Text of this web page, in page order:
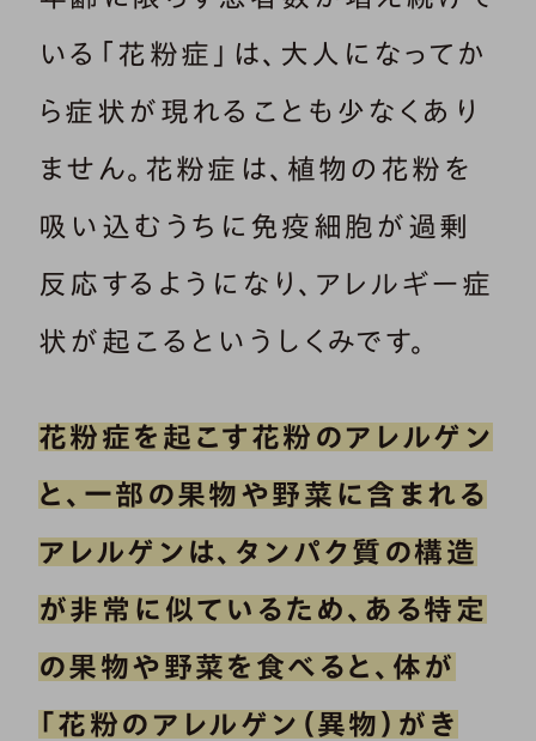
いる「花粉症」は、大人になってか
ら症状が現れることも少なくあり
ません。花粉症は、植物の花粉を
吸い込むうちに免疫細胞が過剰
反応するようになり、アレルギー症
状が起こるというしくみです。
花粉症を起こす花粉のアレルゲン
と、一部の果物や野菜に含まれる
アレルゲンは、タンパク質の構造
が非常に似ているため、ある特定
の果物や野菜を食べると、体が
「花粉のアレルゲン（異物）がき